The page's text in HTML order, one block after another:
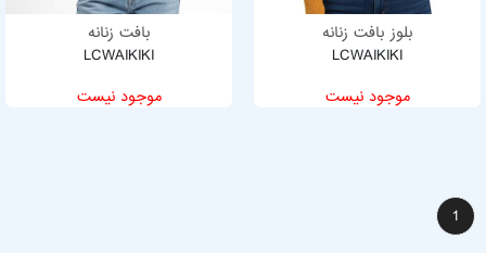
بلوز بافت زنانه
LCWAIKIKI
موجود نیست
بافت زنانه
LCWAIKIKI
موجود نیست
1